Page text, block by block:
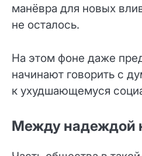
манёвра для новых
не осталось.
На этом фоне даже
начинают говорить с
к ухудшающемуся
Между надеждой